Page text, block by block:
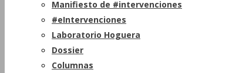
Manifiesto de #intervenciones
#eIntervenciones
Laboratorio Hoguera
Dossier
Columnas